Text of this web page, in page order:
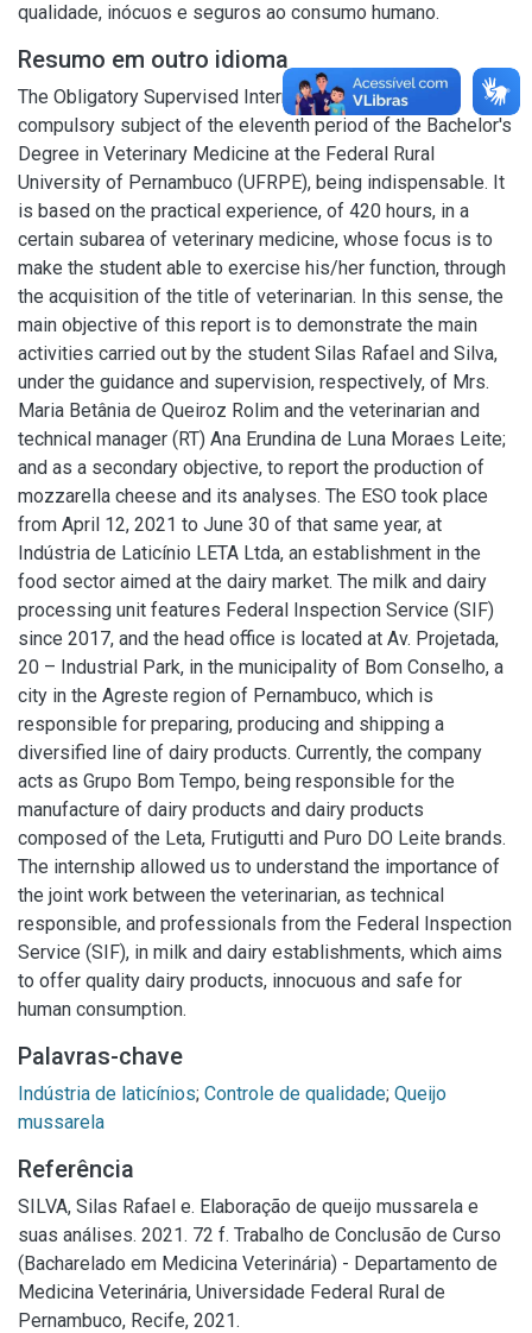
qualidade, inócuos e seguros ao consumo humano.
Resumo em outro idioma
The Obligatory Supervised Internship (ESO) is the
compulsory subject of the eleventh period of the Bachelor's
Degree in Veterinary Medicine at the Federal Rural
University of Pernambuco (UFRPE), being indispensable. It
is based on the practical experience, of 420 hours, in a
certain subarea of veterinary medicine, whose focus is to
make the student able to exercise his/her function, through
the acquisition of the title of veterinarian. In this sense, the
main objective of this report is to demonstrate the main
activities carried out by the student Silas Rafael and Silva,
under the guidance and supervision, respectively, of Mrs.
Maria Betânia de Queiroz Rolim and the veterinarian and
technical manager (RT) Ana Erundina de Luna Moraes Leite;
and as a secondary objective, to report the production of
mozzarella cheese and its analyses. The ESO took place
from April 12, 2021 to June 30 of that same year, at
Indústria de Laticínio LETA Ltda, an establishment in the
food sector aimed at the dairy market. The milk and dairy
processing unit features Federal Inspection Service (SIF)
since 2017, and the head office is located at Av. Projetada,
20 – Industrial Park, in the municipality of Bom Conselho, a
city in the Agreste region of Pernambuco, which is
responsible for preparing, producing and shipping a
diversified line of dairy products. Currently, the company
acts as Grupo Bom Tempo, being responsible for the
manufacture of dairy products and dairy products
composed of the Leta, Frutigutti and Puro DO Leite brands.
The internship allowed us to understand the importance of
the joint work between the veterinarian, as technical
responsible, and professionals from the Federal Inspection
Service (SIF), in milk and dairy establishments, which aims
to offer quality dairy products, innocuous and safe for
human consumption.
Palavras-chave
Indústria de laticínios; Controle de qualidade; Queijo
mussarela
Referência
SILVA, Silas Rafael e. Elaboração de queijo mussarela e
suas análises. 2021. 72 f. Trabalho de Conclusão de Curso
(Bacharelado em Medicina Veterinária) - Departamento de
Medicina Veterinária, Universidade Federal Rural de
Pernambuco, Recife, 2021.